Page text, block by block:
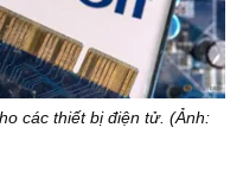
các thiết bị điện tử. (Ảnh: